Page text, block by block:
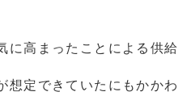
に高まったことによる供給
想定できていたにもかかわ